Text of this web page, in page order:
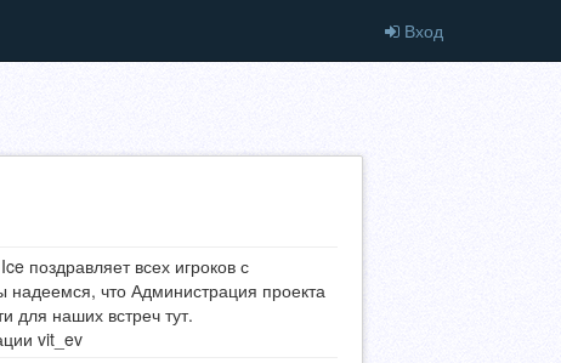
Вход
поздравляет всех игроков с
что Администрация проекта
для наших встреч тут.
vit_ev